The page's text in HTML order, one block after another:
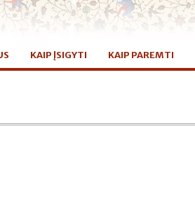
KAIP ĮSIGYTI KAIP PAREMTI